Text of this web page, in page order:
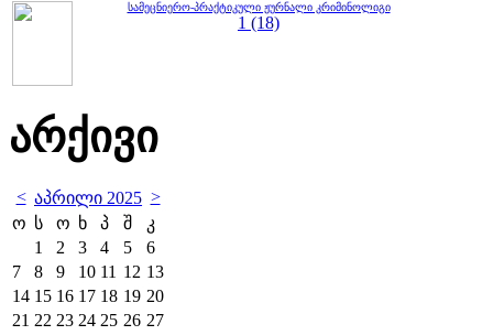
სამეცნიერო-პრაქტიკული ჟურნალი კრიმინოლიგი
1 (18)
არქივი
< აპრილი 2025 >
ო ს ო ხ პ შ
კ
1
2 3 4 5
6
7
8 9 10 11 12 13
14 15 16 17 18 19 20
21 22 23 24 25 26 27